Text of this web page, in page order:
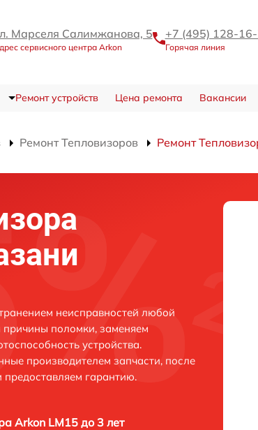
Марселя Салимжанова, 5
сервисного центра Arkon
+7 (495) 128-
Горячая линия
Ремонт устройств Цена ремонта Вакансии
Ремонт Тепловизоров Ремонт
неисправностей любой
поломки, заменяем
устройства.
производителем запчасти, после
гарантию.
Arkon LM15 до 3 лет